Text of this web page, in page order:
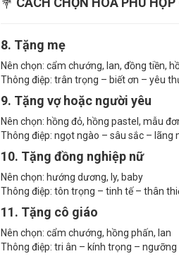
8. Tặng mẹ
Nên chọn: cẩm chướng, lan, đồng tiền,
Thông điệp: trân trọng – biết ơn – yêu
9. Tặng vợ hoặc người yêu
Nên chọn: hồng đỏ, hồng pastel, mẫu
Thông điệp: ngọt ngào – sâu sắc – lãng
10. Tặng đồng nghiệp nữ
Nên chọn: hướng dương, ly, baby
Thông điệp: tôn trọng – tinh tế – thân
11. Tặng cô giáo
Nên chọn: cẩm chướng, hồng phấn, lan
Thông điệp: tri ân – kính trọng –